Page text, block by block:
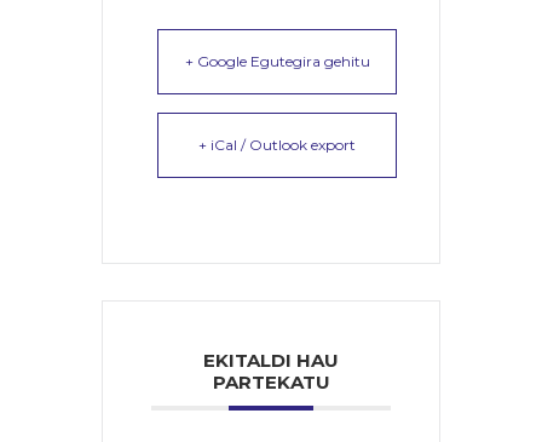
+ Google Egutegira gehitu
+ iCal / Outlook export
EKITALDI HAU
PARTEKATU